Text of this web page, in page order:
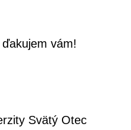
vám!
Svätý Otec